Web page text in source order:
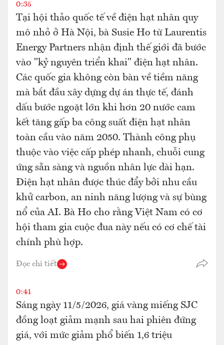
0:35
Tại hội thảo quốc tế về điện hạt nhân quy
mô nhỏ ở Hà Nội, bà Susie Ho từ Laurentis
Energy Partners nhận định thế giới đã bước
vào "kỷ nguyên triển khai" điện hạt nhân.
Các quốc gia không còn bàn về tiềm năng
mà bắt đầu xây dựng dự án thực tế, đánh
dấu bước ngoặt lớn khi hơn 20 nước cam
kết tăng gấp ba công suất điện hạt nhân
toàn cầu vào năm 2050. Thành công phụ
thuộc vào việc cấp phép nhanh, chuỗi cung
ứng sẵn sàng và nguồn nhân lực dài hạn.
Điện hạt nhân được thúc đẩy bởi nhu cầu
khử carbon, an ninh năng lượng và sự bùng
nổ của AI. Bà Ho cho rằng Việt Nam có cơ
hội tham gia cuộc đua này nếu có cơ chế tài
chính phù hợp.
Đọc chi tiết
0:41
Sáng ngày 11/5/2026, giá vàng miếng SJC
đồng loạt giảm mạnh sau hai phiên đứng
giá, với mức giảm phổ biến 1,6 triệu